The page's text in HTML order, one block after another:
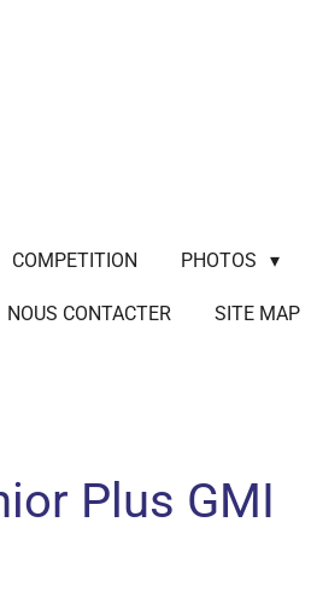
COMPETITION PHOTOS
NOUS CONTACTER SITE MAP
Plus GMI